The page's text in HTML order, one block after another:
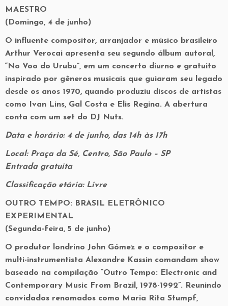
MAESTRO
(Domingo, 4 de junho)
O influente compositor, arranjador e músico brasileiro
Arthur Verocai apresenta seu segundo álbum autoral,
“No Voo do Urubu”, em um concerto diurno e gratuito
inspirado por gêneros musicais que guiaram seu legado
desde os anos 1970, quando produziu discos de artistas
como Ivan Lins, Gal Costa e Elis Regina. A abertura
conta com um set do DJ Nuts.
Data e horário: 4 de junho, das 14h às 17h
Local: Praça da Sé, Centro, São Paulo – SP
Entrada gratuita
Classificação etária: Livre
OUTRO TEMPO: BRASIL ELETRÔNICO
EXPERIMENTAL
(Segunda-feira, 5 de junho)
O produtor londrino John Gómez e o compositor e
multi-instrumentista Alexandre Kassin comandam show
baseado na compilação “Outro Tempo: Electronic and
Contemporary Music From Brazil, 1978-1992”. Reunindo
convidados renomados como Maria Rita Stumpf,